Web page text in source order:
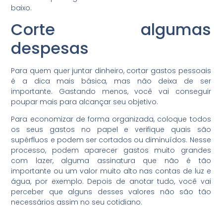
baixo.
Corte algumas
despesas
Para quem quer juntar dinheiro, cortar gastos pessoais
é a dica mais básica, mas não deixa de ser
importante. Gastando menos, você vai conseguir
poupar mais para alcançar seu objetivo.
Para economizar de forma organizada, coloque todos
os seus gastos no papel e verifique quais são
supérfluos e podem ser cortados ou diminuídos. Nesse
processo, podem aparecer
gastos muito grandes
com lazer,alguma assinatura que não é tão
importante ou um valor muito alto nas contas de luz e
água, por exemplo. Depois de anotar tudo, você vai
perceber que alguns desses valores não são tão
necessários assim no seu cotidiano.